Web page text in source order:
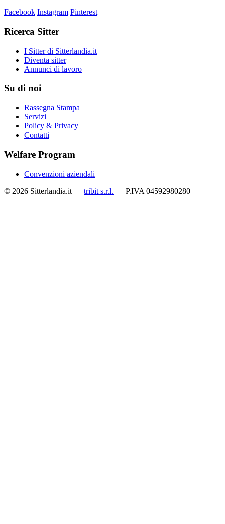
Facebook Instagram Pinterest
Ricerca Sitter
I Sitter di Sitterlandia.it
Diventa sitter
Annunci di lavoro
Su di noi
Rassegna Stampa
Servizi
Policy & Privacy
Contatti
Welfare Program
Convenzioni aziendali
© 2026 Sitterlandia.it — tribit s.r.l. — P.IVA 04592980280